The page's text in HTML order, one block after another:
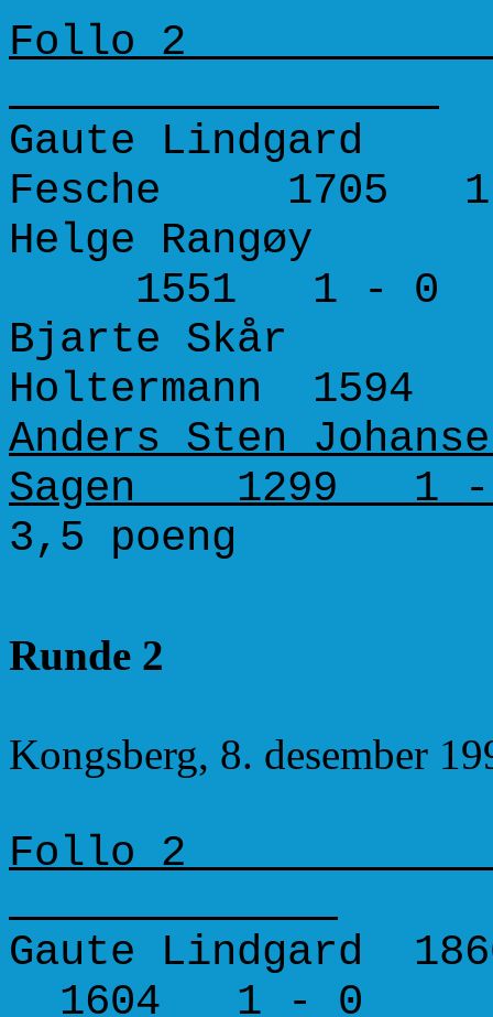
Follo 2
Gaute Lindgard
Fesche 1705
Helge Rangøy
1551 1 - 0
Bjarte Skår
Holtermann 1594
Anders Sten
Sagen 1299 1 -
3,5 poeng
Runde 2
Kongsberg, 8. desember
Follo 2
Gaute Lindgard
1604 1 - 0